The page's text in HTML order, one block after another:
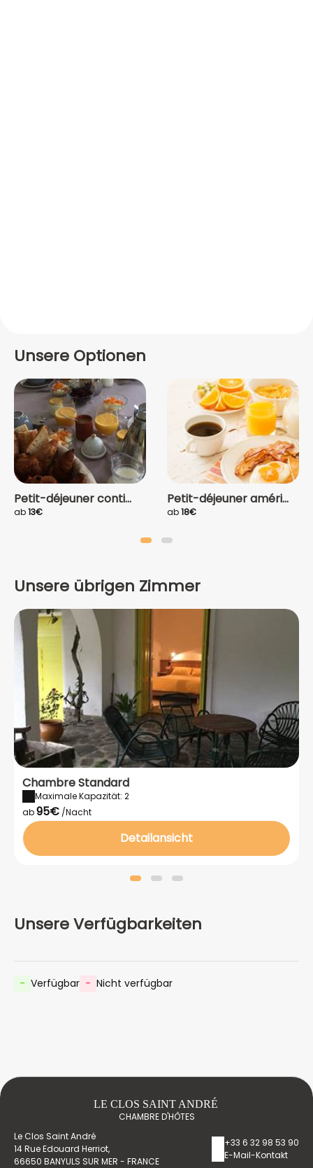
Unsere Optionen
Petit-déjeuner conti...
ab13€
Petit-déjeuner améri...
ab18€
Unsere übrigen Zimmer
Chambre Standard
Maximale Kapazität: 2
ab95€ /Nacht
Detailansicht
Unsere Verfügbarkeiten
- Verfügbar - Nicht verfügbar
LE CLOS SAINT ANDRÉ
CHAMBRE D'HÔTES
Le Clos Saint André
14 Rue Edouard Herriot,
66650 BANYULS SUR MER - FRANCE
+33 6 32 98 53 90
E-Mail-Kontakt